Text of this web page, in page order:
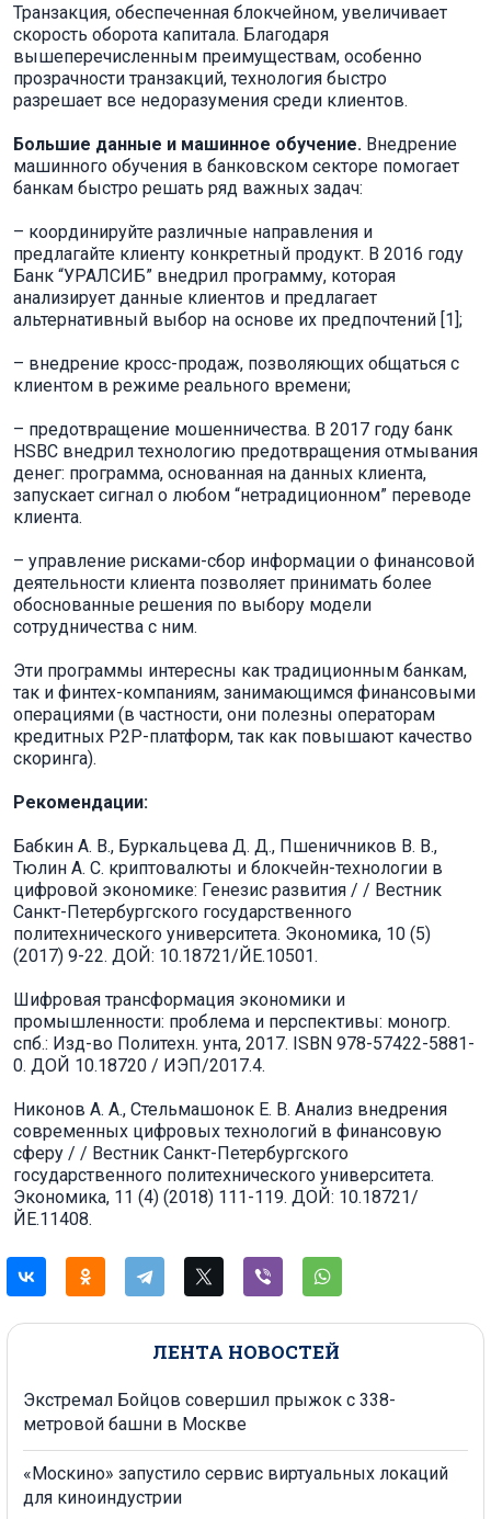
ЛЕНТА НОВОСТЕЙ
Экстремал Бойцов совершил прыжок с 338-
метровой башни в Москве
«Москино» запустило сервис виртуальных локаций
для киноиндустрии
Транзакция, обеспеченная блокчейном, увеличивает
скорость оборота капитала. Благодаря
вышеперечисленным преимуществам, особенно
прозрачности транзакций, технология быстро
разрешает все недоразумения среди клиентов.
Большие данные и машинное обучение. Внедрение
машинного обучения в банковском секторе помогает
банкам быстро решать ряд важных задач:
– координируйте различные направления и
предлагайте клиенту конкретный продукт. В 2016 году
Банк “УРАЛСИБ” внедрил программу, которая
анализирует данные клиентов и предлагает
альтернативный выбор на основе их предпочтений [1];
– внедрение кросс-продаж, позволяющих общаться с
клиентом в режиме реального времени;
– предотвращение мошенничества. В 2017 году банк
HSBC внедрил технологию предотвращения отмывания
денег: программа, основанная на данных клиента,
запускает сигнал о любом “нетрадиционном” переводе
клиента.
– управление рисками-сбор информации о финансовой
деятельности клиента позволяет принимать более
обоснованные решения по выбору модели
сотрудничества с ним.
Эти программы интересны как традиционным банкам,
так и финтех-компаниям, занимающимся финансовыми
операциями (в частности, они полезны операторам
кредитных P2P-платформ, так как повышают качество
скоринга).
Рекомендации:
Бабкин А. В., Буркальцева Д. Д., Пшеничников В. В.,
Тюлин А. С. криптовалюты и блокчейн-технологии в
цифровой экономике: Генезис развития / / Вестник
Санкт-Петербургского государственного
политехнического университета. Экономика, 10 (5)
(2017) 9-22. ДОЙ: 10.18721/ЙЕ.10501.
Шифровая трансформация экономики и
промышленности: проблема и перспективы: моногр.
спб.: Изд-во Политехн. унта, 2017. ISBN 978-57422-5881-
0. ДОЙ 10.18720 / ИЭП/2017.4.
Никонов А. А., Стельмашонок Е. В. Анализ внедрения
современных цифровых технологий в финансовую
сферу / / Вестник Санкт-Петербургского
государственного политехнического университета.
Экономика, 11 (4) (2018) 111-119. ДОЙ: 10.18721/
ЙЕ.11408.